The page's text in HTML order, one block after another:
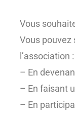
Vous
Vous pouvez
l’association :
– En
– En faisant
– En